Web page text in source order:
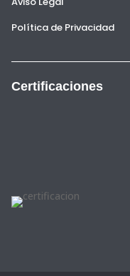
Política de Privacidad
Certificaciones